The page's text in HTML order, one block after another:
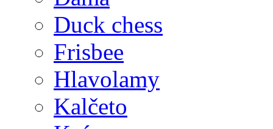
Duck chess
Frisbee
Hlavolamy
Kalčeto